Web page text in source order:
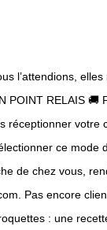
l’attendions,
POINT RELAIS 🚚
réceptionner votre
ce mode
de chez vous,
Pas encore
: une